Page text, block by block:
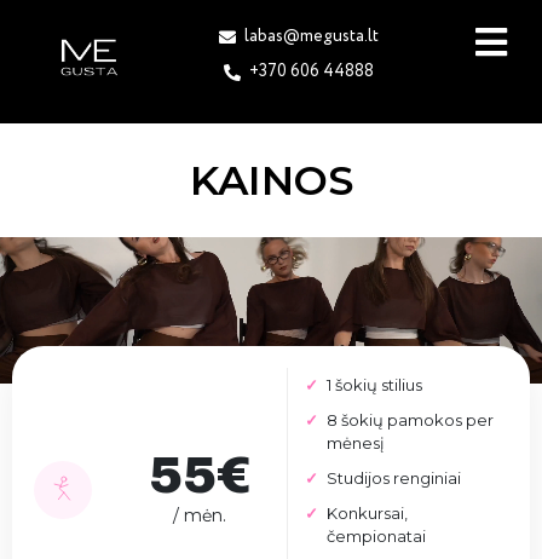
labas@megusta.lt
+370 606 44888
KAINOS
55€
/ mėn.
1 šokių stilius
8 šokių pamokos per
mėnesį
Studijos renginiai
Konkursai,
čempionatai